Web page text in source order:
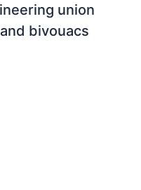
union
bivouacs